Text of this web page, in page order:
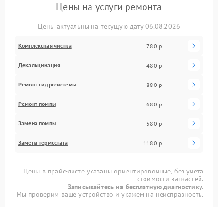
Цены на услуги ремонта
Цены актуальны на текущую дату 06.08.2026
Комплексная чистка 780 р
Декальцинация 480 р
Ремонт гидросистемы 880 р
Ремонт помпы 680 р
Замена помпы 580 р
Замена термостата 1180 р
Цены в прайс-листе указаны ориентировочные, без учета
стоимости запчастей.
Записывайтесь на бесплатную диагностику.
Мы проверим ваше устройство и укажем на неисправность.